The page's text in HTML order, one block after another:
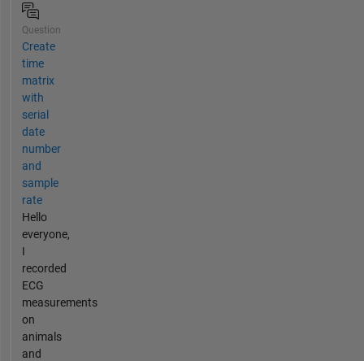
Question
Create
time
matrix
with
serial
date
number
and
sample
rate
Hello
everyone,
I
recorded
ECG
measurements
on
animals
and